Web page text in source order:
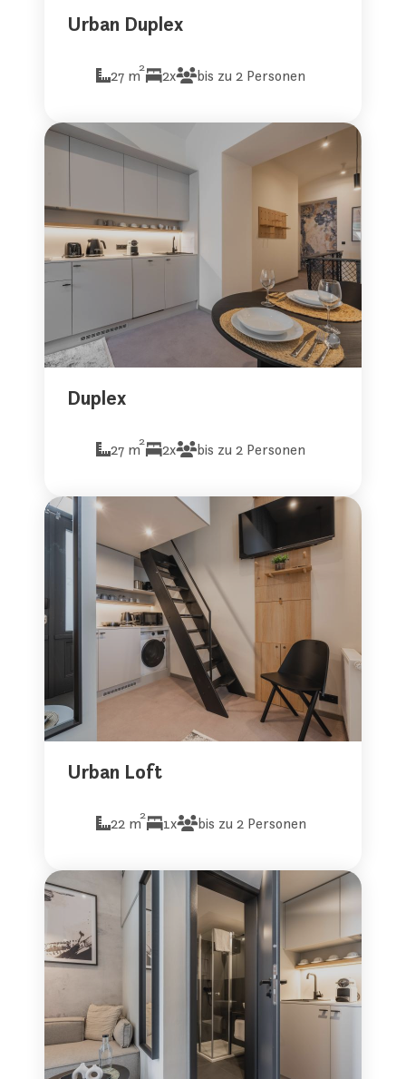
Urban Duplex
27 m2 2x bis zu 2 Personen
Duplex
27 m2 2x bis zu 2 Personen
Urban Loft
22 m2 1x bis zu 2 Personen